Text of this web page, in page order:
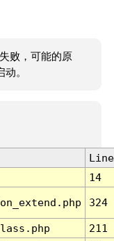
败，可能的原
。
Line
14
324
211